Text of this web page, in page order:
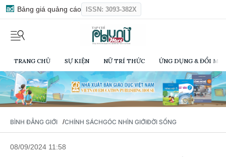
Bảng giá quảng cáo ISSN: 3093-382X
TRANG CHỦ SỰ KIỆN NỮ TRÍ THỨC ỨNG DỤNG & ĐỔI
BÌNH ĐẲNG GIỚI /CHÍNH SÁCHGÓC NHÌN GIỚIĐỜI SỐNG
08/09/2024 11:58